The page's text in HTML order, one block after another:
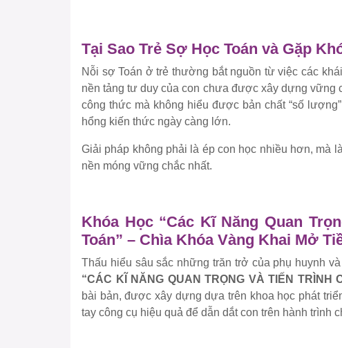
Tại Sao Trẻ Sợ Học Toán và Gặp
Nỗi sợ Toán ở trẻ thường bắt nguồn từ việc các
nền tảng tư duy của con chưa được xây dựng vững
công thức mà không hiểu được bản chất “số
hổng kiến thức ngày càng lớn.
Giải pháp không phải là ép con học nhiều hơn, mà
nền móng vững chắc nhất.
Khóa Học “Các Kĩ Năng Quan
Toán” – Chìa Khóa Vàng Khai Mở
Thấu hiểu sâu sắc những trăn trở của phụ huynh
“CÁC KĨ NĂNG QUAN TRỌNG VÀ TIẾN TRÌNH
bài bản, được xây dựng dựa trên khoa học phát
tay công cụ hiệu quả để dẫn dắt con trên hành trình